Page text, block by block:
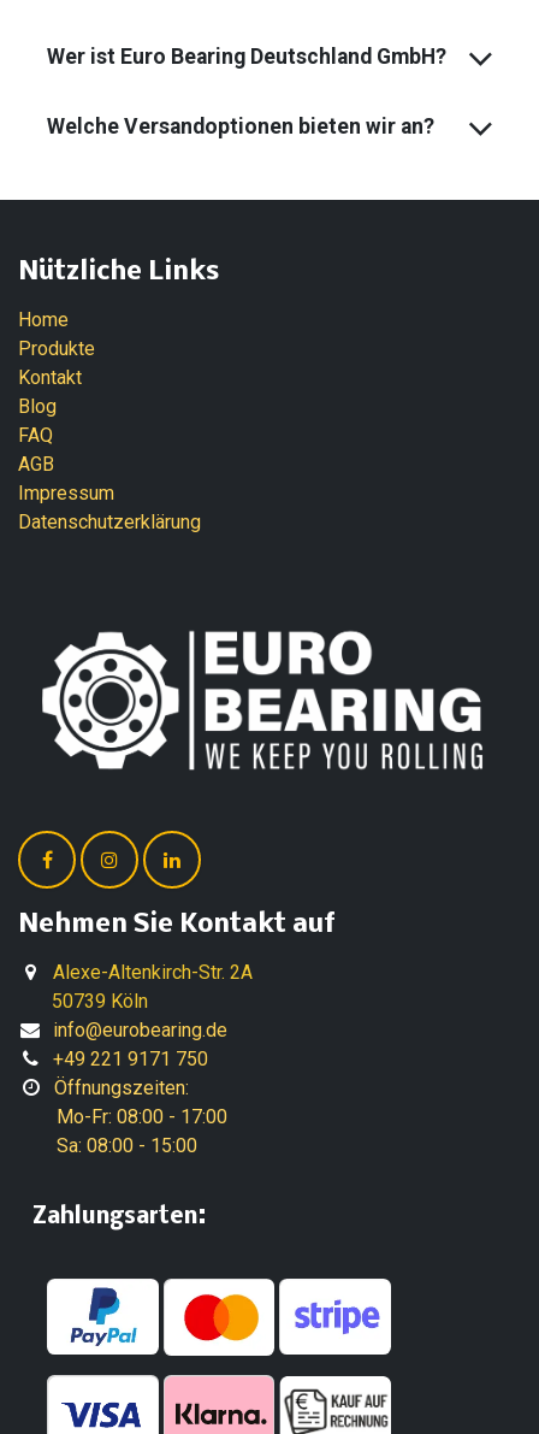
Wer ist Euro Bearing Deutschland GmbH?
Welche Versandoptionen bieten wir an?
Nützliche Links
Home
Produkte
Kontakt
Blog
FAQ
AGB
Impressum
Datenschutzerklärung
Nehmen Sie Kontakt auf
Alexe-Altenkirch-Str. 2A
50739 Köln
info@eurobearing.de
+49 221 9171 750
Öffnungszeiten:
Mo-Fr: 08:00 - 17:00
Sa: 08:00 - 15:00
​Zahlungsarten: